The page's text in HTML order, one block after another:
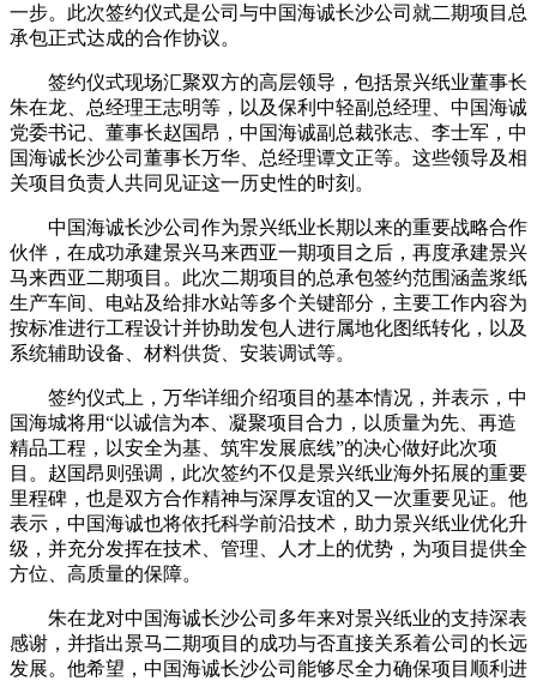
一步。此次签约仪式是公司与中国海诚长沙公司就二期项目总
承包正式达成的合作协议。
签约仪式现场汇聚双方的高层领导，包括景兴纸业董事长
朱在龙、总经理王志明等，以及保利中轻副总经理、中国海诚
党委书记、董事长赵国昂，中国海诚副总裁张志、李士军，中
国海诚长沙公司董事长万华、总经理谭文正等。这些领导及相
关项目负责人共同见证这一历史性的时刻。
中国海诚长沙公司作为景兴纸业长期以来的重要战略合作
伙伴，在成功承建景兴马来西亚一期项目之后，再度承建景兴
马来西亚二期项目。此次二期项目的总承包签约范围涵盖浆纸
生产车间、电站及给排水站等多个关键部分，主要工作内容为
按标准进行工程设计并协助发包人进行属地化图纸转化，以及
系统辅助设备、材料供货、安装调试等。
签约仪式上，万华详细介绍项目的基本情况，并表示，中
国海城将用“以诚信为本、凝聚项目合力，以质量为先、再造
精品工程，以安全为基、筑牢发展底线”的决心做好此次项
目。赵国昂则强调，此次签约不仅是景兴纸业海外拓展的重要
里程碑，也是双方合作精神与深厚友谊的又一次重要见证。他
表示，中国海诚也将依托科学前沿技术，助力景兴纸业优化升
级，并充分发挥在技术、管理、人才上的优势，为项目提供全
方位、高质量的保障。
朱在龙对中国海诚长沙公司多年来对景兴纸业的支持深表
感谢，并指出景马二期项目的成功与否直接关系着公司的长远
发展。他希望，中国海诚长沙公司能够尽全力确保项目顺利进